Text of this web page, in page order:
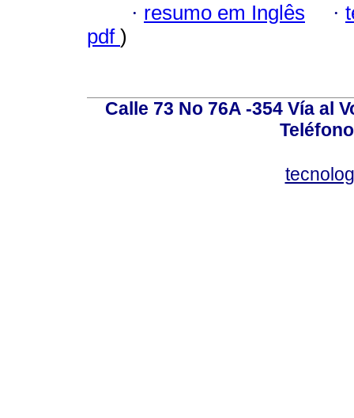
· resumo em Inglês ·
pdf )
Calle 73 No 76A -354 Vía al